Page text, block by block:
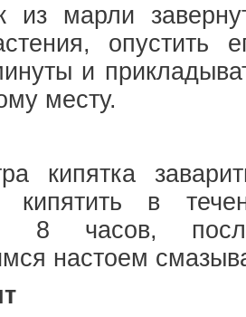
из марли
опустить
и
месту.
кипятка
кипятить в
8 часов,
настоем